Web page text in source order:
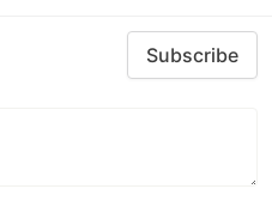
Subscribe